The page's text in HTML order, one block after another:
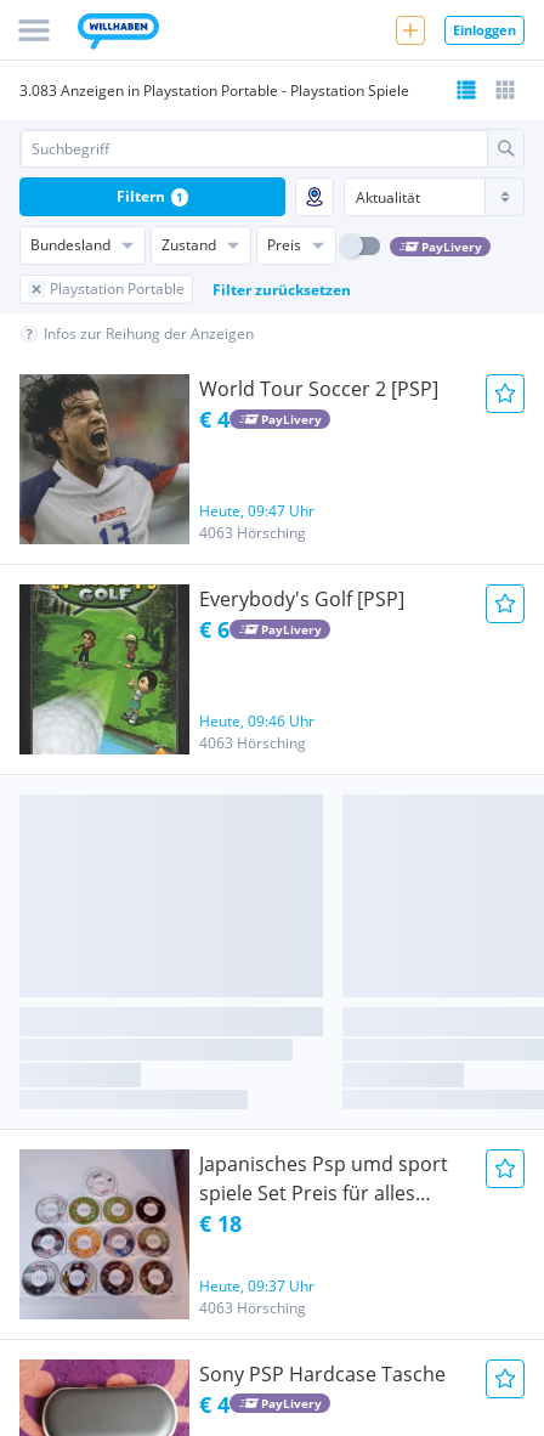
Einloggen
3.083 Anzeigen in Playstation Portable - Playstation Spiele
Bundesland Zustand Preis PayLivery
Playstation Portable Filter zurücksetzen
Filtern 1
Infos zur Reihung der Anzeigen
World Tour Soccer 2 [PSP]
€ 4 PayLivery
Heute, 09:47 Uhr
4063 Hörsching
Everybody's Golf [PSP]
€ 6 PayLivery
Heute, 09:46 Uhr
4063 Hörsching
Japanisches Psp umd sport
spiele Set Preis für alles
zusammen c
€ 18
Heute, 09:37 Uhr
4063 Hörsching
Sony PSP Hardcase Tasche
€ 4 PayLivery